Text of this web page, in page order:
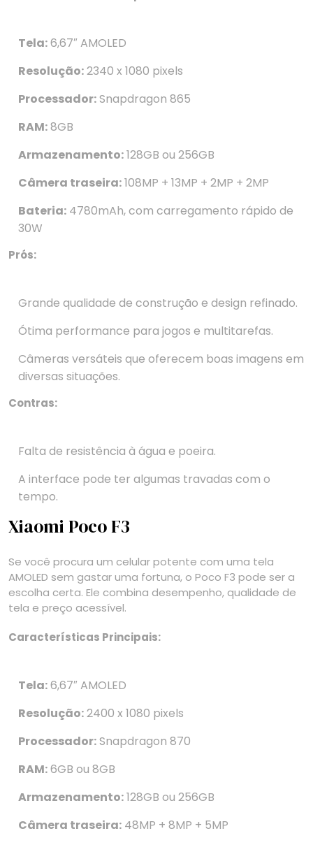
Tela:6,67″ AMOLED
Resolução:2340 x 1080 pixels
Processador:Snapdragon 865
RAM:8GB
Armazenamento:128GB ou 256GB
Câmera traseira:108MP + 13MP + 2MP + 2MP
Bateria: 4780mAh, com carregamento rápido de
30W
Prós:
Grande qualidade de construção e design refinado.
Ótima performance para jogos e multitarefas.
Câmeras versáteis que oferecem boas imagens em
diversas situações.
Contras:
Falta de resistência à água e poeira.
A interface pode ter algumas travadas com o
tempo.
Xiaomi Poco F3
Se você procura um celular potente com uma tela
AMOLED sem gastar uma fortuna, o Poco F3 pode ser a
escolha certa. Ele combina desempenho, qualidade de
tela e preço acessível.
Características Principais:
Tela:6,67″ AMOLED
Resolução:2400 x 1080 pixels
Processador:Snapdragon 870
RAM:6GB ou 8GB
Armazenamento:128GB ou 256GB
Câmera traseira: 48MP + 8MP + 5MP